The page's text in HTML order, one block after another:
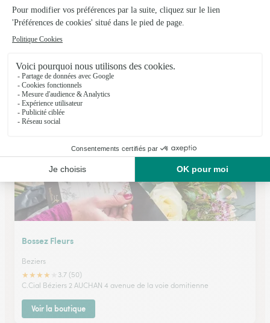
Fleur A Fleur
Olonzac
★★★★★4.5 (212)
28, avenue de Béziers
Voir la boutique
Bossez Fleurs
Beziers
★★★★
3.7 (50)
C.Cial Béziers 2 AUCHAN 4 avenue de la voie domitienne
Voir la boutique